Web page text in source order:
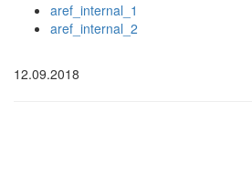
aref_internal_1
aref_internal_2
12.09.2018